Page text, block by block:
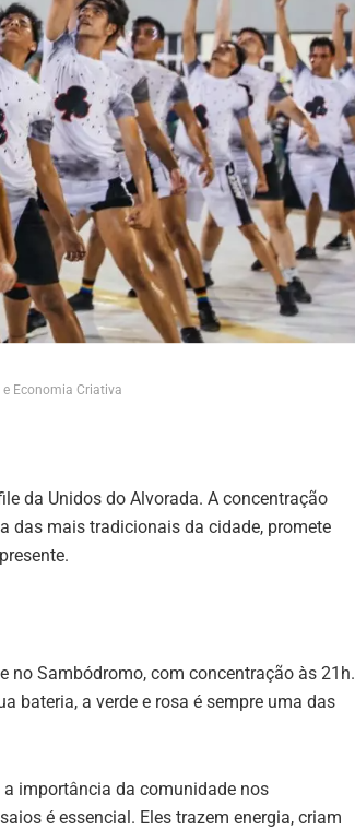
e Economia Criativa
da Unidos do Alvorada. A concentração
das mais tradicionais da cidade, promete
no Sambódromo, com concentração às 21h.
bateria, a verde e rosa é sempre uma das
importância da comunidade nos
é essencial. Eles trazem energia, criam